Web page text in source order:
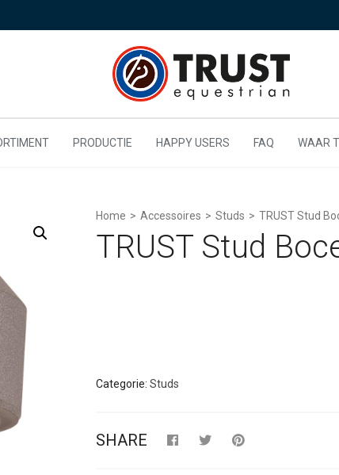
PRODUCTIE HAPPY USERS FAQ WAAR
Home > Accessoires > Studs > TRUST Stud
TRUST Stud
Categorie: Studs
SHARE